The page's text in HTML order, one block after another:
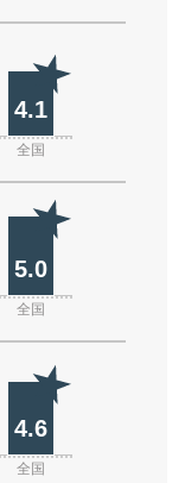
4.1
全国
5.0
全国
4.6
全国